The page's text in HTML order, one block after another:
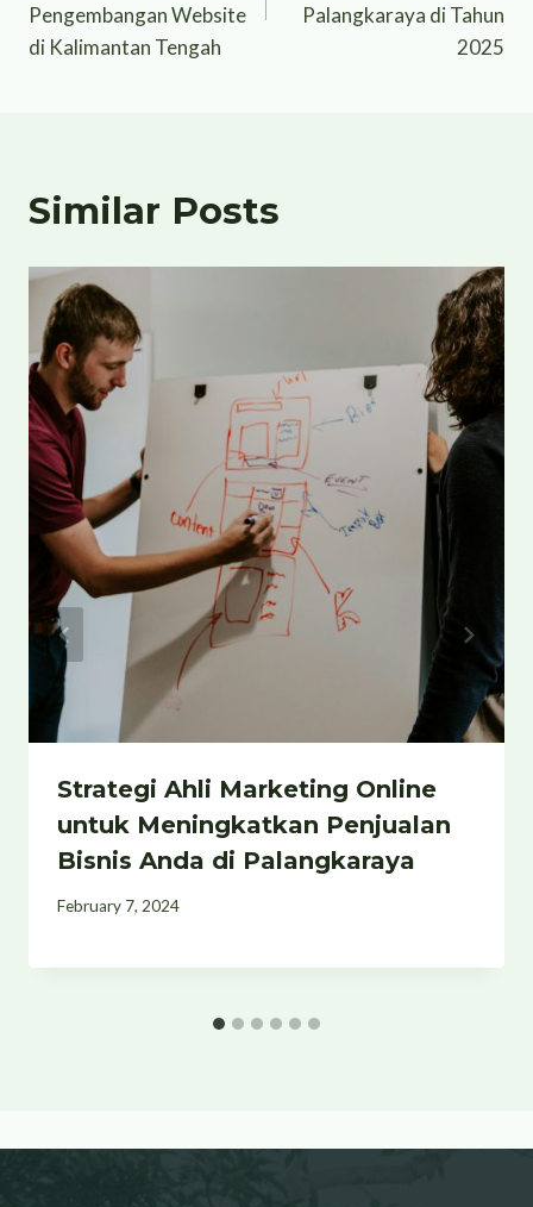
Pengembangan Website
di Kalimantan Tengah
Palangkaraya di Tahun
2025
Similar Posts
Strategi Ahli Marketing Online
untuk Meningkatkan Penjualan
Bisnis Anda di Palangkaraya
February 7, 2024